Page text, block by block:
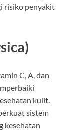
risiko penyakit
C, A, dan
kulit.
sistem
kesehatan